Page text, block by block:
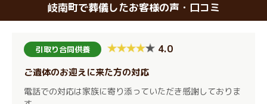
岐南町で葬儀したお客様の声・口コミ
引取り合同供養 4.0
ご遺体のお迎えに来た方の対応
電話での対応は家族に寄り添っていただき感謝しておりま